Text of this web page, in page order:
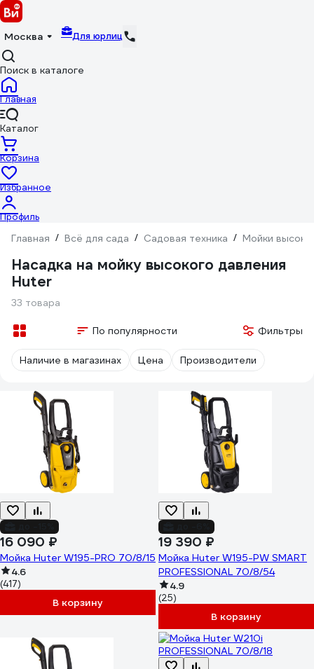
Москва Для юрлиц
Поиск в каталоге
Главная
Каталог
Корзина
Избранное
Профиль
Главная / Всё для сада / Садовая техника / Мойки
Насадка на мойку высокого давления
Huter
33 товара
По популярности Фильтры
Наличие в магазинах Цена Производители
16 090 ₽
Мойка Huter W195-PRO 70/8/15
4.6
(417)
В корзину
19 390 ₽
Мойка Huter W195-PW SMART
PROFESSIONAL 70/8/54
4.9
(25)
В корзину